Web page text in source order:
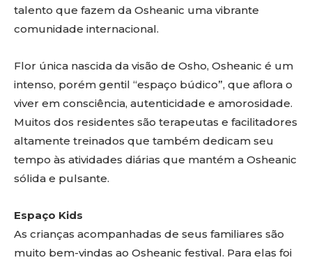
talento que fazem da Osheanic uma vibrante
comunidade internacional.
Flor única nascida da visão de Osho, Osheanic é um
intenso, porém gentil “espaço búdico”, que aflora o
viver em consciência, autenticidade e amorosidade.
Muitos dos residentes são terapeutas e facilitadores
altamente treinados que também dedicam seu
tempo às atividades diárias que mantém a Osheanic
sólida e pulsante.
Espaço Kids
As crianças acompanhadas de seus familiares são
muito bem-vindas ao Osheanic festival. Para elas foi